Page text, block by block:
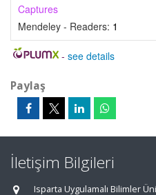
Captures
Mendeley - Readers: 1
- see details
Paylaş
İletişim Bilgileri
Isparta Uygulamalı Bilimler